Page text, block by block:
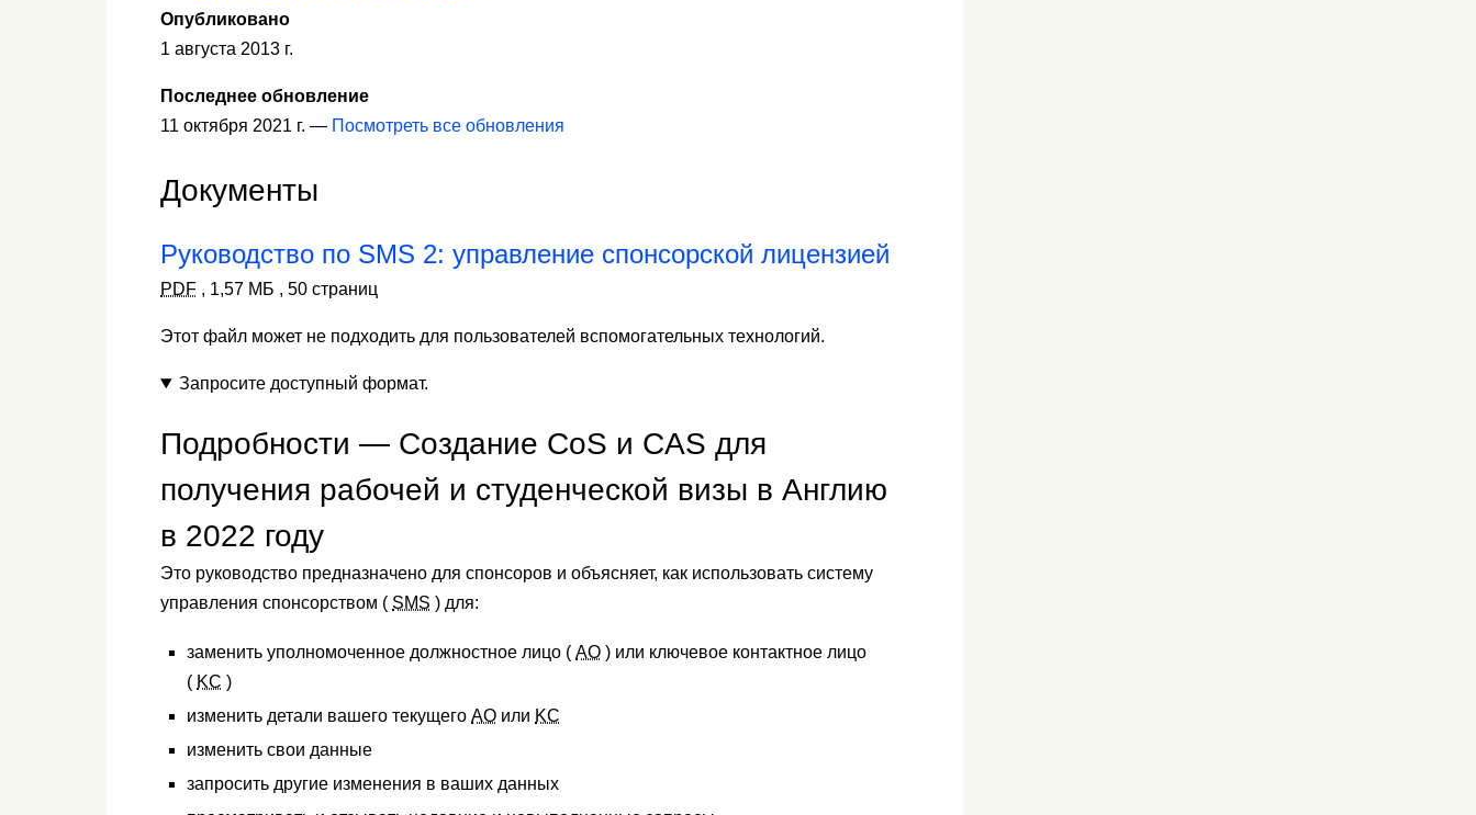
Опубликовано
1 августа 2013 г.
Последнее обновление
11 октября 2021 г. — Посмотреть все обновления
Документы
Руководство по SMS 2: управление спонсорской лицензией
PDF , 1,57 МБ , 50 страниц
Этот файл может не подходить для пользователей вспомогательных технологий.
Запросите доступный формат.
Подробности — Создание CoS и CAS для
получения рабочей и студенческой визы в Англию
в 2022 году
Это руководство предназначено для спонсоров и объясняет, как использовать систему
управления спонсорством ( SMS ) для:
заменить уполномоченное должностное лицо ( AO ) или ключевое контактное лицо
( KC )
изменить детали вашего текущего AO или KC
изменить свои данные
запросить другие изменения в ваших данных